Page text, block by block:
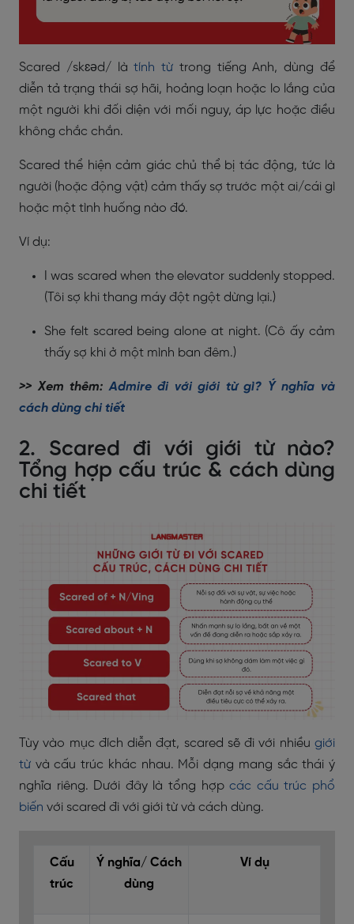
Scared /skɛəd/ làtính từ trong tiếng Anh, dùng để
diễn tả trạng thái sợ hãi, hoảng loạn hoặc lo lắng của
một người khi đối diện với mối nguy, áp lực hoặc điều
không chắc chắn.
Scared thể hiện cảm giác chủ thể bị tác động, tức là
người (hoặc động vật) cảm thấy sợ trước một ai/cái gì
hoặc một tình huống nào đó.
Ví dụ:
I was scared when the elevator suddenly stopped.
(Tôi sợ khi thang máy đột ngột dừng lại.)
She felt scared being alone at night. (Cô ấy cảm
thấy sợ khi ở một mình ban đêm.)
>> Xem thêm:Admire đi với giới từ gì? Ý nghĩa và
cách dùng chi tiết
2. Scared đi với giới từ nào?
Tổng hợp cấu trúc & cách dùng
chi tiết
Tùy vào mục đích diễn đạt, scared sẽ đi với nhiều giới
từ và cấu trúc khác nhau. Mỗi dạng mang sắc thái ý
nghĩa riêng. Dưới đây là tổng hợpcác cấu trúc phổ
biến với scared đi với giới từ và cách dùng.
Cấu
trúc
Ý nghĩa/ Cách
dùng
Ví dụ